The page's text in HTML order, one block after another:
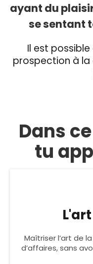
ayant du
se sentant
Il est
prospection à la
Dans
tu
Maîtriser l’art de
d’affaires, sans